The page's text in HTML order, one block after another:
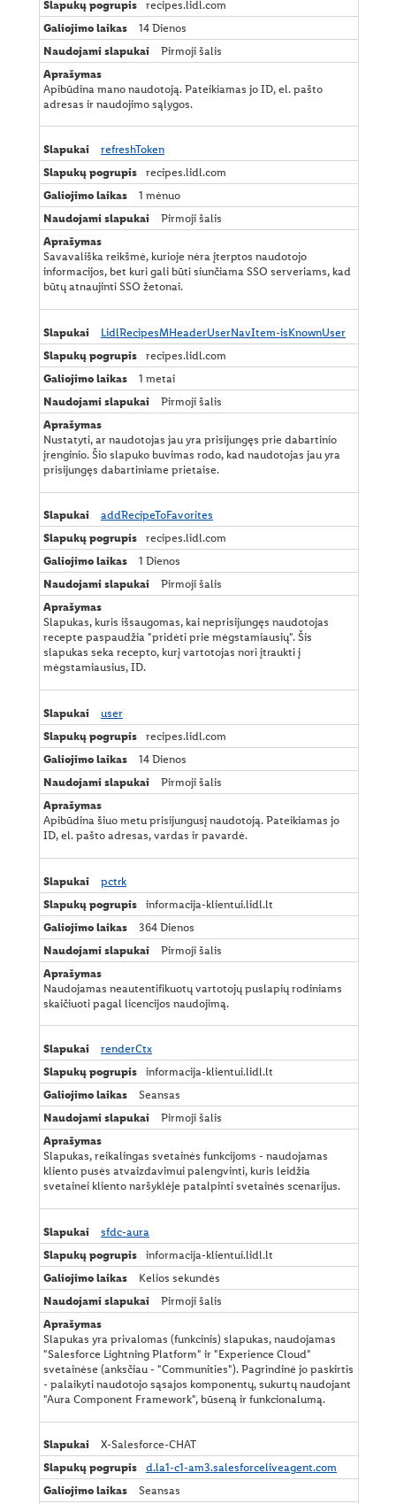
recipes.lidl.com
14 Dienos
Pirmoji šalis
Apibūdina mano naudotoją. Pateikiamas jo ID, el. pašto
adresas ir naudojimo sąlygos.
refreshToken
recipes.lidl.com
1 mėnuo
Pirmoji šalis
Savavališka reikšmė, kurioje nėra įterptos naudotojo
informacijos, bet kuri gali būti siunčiama SSO serveriams, kad
būtų atnaujinti SSO žetonai.
LidlRecipesMHeaderUserNavItem-isKnownUser
recipes.lidl.com
1 metai
Pirmoji šalis
Nustatyti, ar naudotojas jau yra prisijungęs prie dabartinio
įrenginio. Šio slapuko buvimas rodo, kad naudotojas jau yra
prisijungęs dabartiniame prietaise.
addRecipeToFavorites
recipes.lidl.com
1 Dienos
Pirmoji šalis
Slapukas, kuris išsaugomas, kai neprisijungęs naudotojas
recepte paspaudžia "pridėti prie mėgstamiausių". Šis
slapukas seka recepto, kurį vartotojas nori įtraukti į
mėgstamiausius, ID.
user
recipes.lidl.com
14 Dienos
Pirmoji šalis
Apibūdina šiuo metu prisijungusį naudotoją. Pateikiamas jo
ID, el. pašto adresas, vardas ir pavardė.
pctrk
informacija-klientui.lidl.lt
364 Dienos
Pirmoji šalis
Naudojamas neautentifikuotų vartotojų puslapių rodiniams
skaičiuoti pagal licencijos naudojimą.
renderCtx
informacija-klientui.lidl.lt
Seansas
Pirmoji šalis
Slapukas, reikalingas svetainės funkcijoms - naudojamas
kliento pusės atvaizdavimui palengvinti, kuris leidžia
svetainei kliento naršyklėje patalpinti svetainės scenarijus.
sfdc-aura
informacija-klientui.lidl.lt
Kelios sekundės
Pirmoji šalis
Slapukas yra privalomas (funkcinis) slapukas, naudojamas
"Salesforce Lightning Platform" ir "Experience Cloud"
svetainėse (anksčiau - "Communities"). Pagrindinė jo paskirtis
- palaikyti naudotojo sąsajos komponentų, sukurtų naudojant
"Aura Component Framework", būseną ir funkcionalumą.
X-Salesforce-CHAT
d.la1-c1-am3.salesforceliveagent.com
Seansas